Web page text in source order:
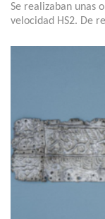
Se realizaban unas
velocidad HS2. De